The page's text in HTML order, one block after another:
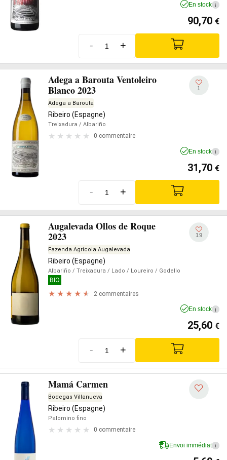
En stock i
90,70 €
- +
Adega a Barouta Ventoleiro
Blanco 2023
Adega a Barouta
Ribeiro (Espagne)
Treixadura / Albariño
0 commentaire
1
En stock i
31,70 €
- +
Augalevada Ollos de Roque
2023
Fazenda Agrícola Augalevada
Ribeiro (Espagne)
Albariño / Treixadura / Lado / Loureiro / Godello
BIO
2 commentaires
19
En stock i
25,60 €
- +
Mamá Carmen
Bodegas Villanueva
Ribeiro (Espagne)
Palomino fino
0 commentaire
Envoi immédiat i